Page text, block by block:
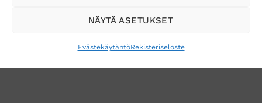
NÄYTÄ ASETUKSET
EvästekäytäntöRekisteriseloste